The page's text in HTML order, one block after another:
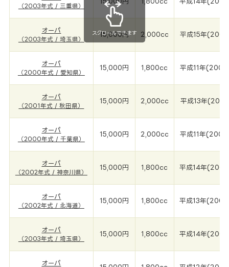
（2003年式 / 三重県）
オーパ
（2003年式 / 埼玉県）
15,000円 2,000cc 平成15年
オーパ
（2000年式 / 愛知県）
15,000円 1,800cc 平成11年
オーパ
（2001年式 / 秋田県）
15,000円 2,000cc 平成13年(2001
オーパ
（2000年式 / 千葉県）
15,000円 2,000cc 平成11年
オーパ
（2002年式 / 神奈川県）
15,000円 1,800cc 平成14年
オーパ
（2002年式 / 北海道）
15,000円 1,800cc 平成13年
オーパ
（2003年式 / 埼玉県）
15,000円 1,800cc 平成14年
オーパ
スクロールできます